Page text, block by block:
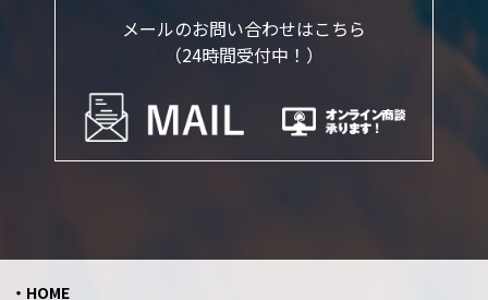
メールのお問い合わせはこちら
（24時間受付中！）
HOME